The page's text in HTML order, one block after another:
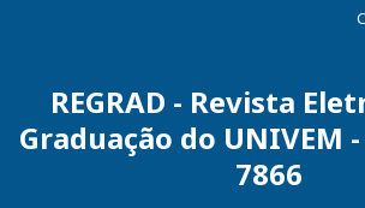
REGRAD - Revista
Graduação do UNIVEM -
7866